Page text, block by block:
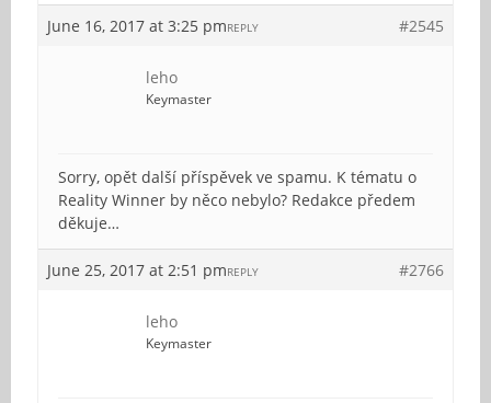
June 16, 2017 at 3:25 pm #2545
REPLY
leho
Keymaster
Sorry, opět další příspěvek ve spamu. K tématu o
Reality Winner by něco nebylo? Redakce předem
děkuje…
June 25, 2017 at 2:51 pm #2766
REPLY
leho
Keymaster